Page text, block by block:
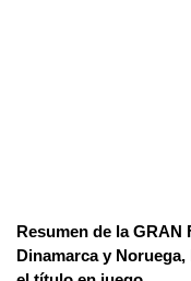
Resumen de la GRAN
Dinamarca y